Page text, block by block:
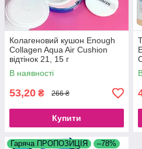
Колагеновий кушон Enough
Collagen Aqua Air Cushion
відтінок 21, 15 г
В наявності
53,20 ₴ 266 ₴
Купити
Гаряча ПРОПОЗИЦІЯ –78%